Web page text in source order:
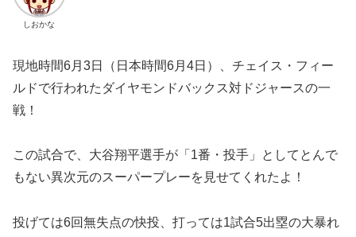
しおかな
現地時間6月3日（日本時間6月4日）、チェイス・フィー
ルドで行われたダイヤモンドバックス対ドジャースの一
戦！
この試合で、大谷翔平選手が「1番・投手」としてとんで
もない異次元のスーパープレーを見せてくれたよ！
投げては6回無失点の快投、打っては1試合5出塁の大暴れ